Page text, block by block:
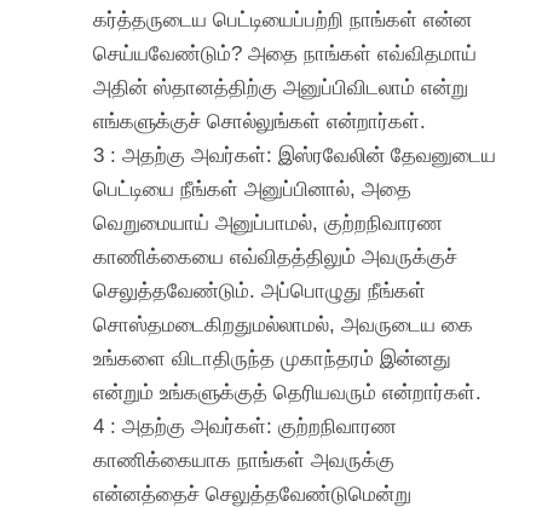
கர்த்தருடைய பெட்டியைப்பற்றி நாங்கள் என்ன
செய்யவேண்டும்? அதை நாங்கள் எவ்விதமாய்
அதின் ஸ்தானத்திற்கு அனுப்பிவிடலாம் என்று
எங்களுக்குச் சொல்லுங்கள் என்றார்கள்.
3 : அதற்கு அவர்கள்: இஸ்ரவேலின் தேவனுடைய
பெட்டியை நீங்கள் அனுப்பினால், அதை
வெறுமையாய் அனுப்பாமல், குற்றநிவாரண
காணிக்கையை எவ்விதத்திலும் அவருக்குச்
செலுத்தவேண்டும். அப்பொழுது நீங்கள்
சொஸ்தமடைகிறதுமல்லாமல், அவருடைய கை
உங்களை விடாதிருந்த முகாந்தரம் இன்னது
என்றும் உங்களுக்குத் தெரியவரும் என்றார்கள்.
4 : அதற்கு அவர்கள்: குற்றநிவாரண
காணிக்கையாக நாங்கள் அவருக்கு
என்னத்தைச் செலுத்தவேண்டுமென்று